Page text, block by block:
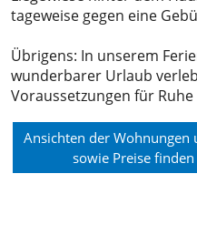
tageweise gegen eine
Übrigens: In unserem
wunderbarer Urlaub
Voraussetzungen für
Ansichten der Wohnungen
sowie Preise finden